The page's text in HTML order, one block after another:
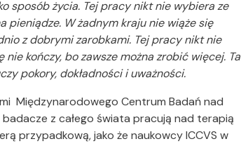
sposób życia. Tej pracy nikt nie wybiera ze
pieniądze. W żadnym kraju nie wiąże się
z dobrymi zarobkami. Tej pracy nikt nie
kończy, bo zawsze można zrobić więcej. Ta
pokory, dokładności i uważności.
Międzynarodowego Centrum Badań nad
z całego świata pracują nad terapią
przypadkową, jako że naukowcy ICCVS w